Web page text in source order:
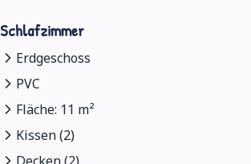
Schlafzimmer
Erdgeschoss
PVC
Fläche: 11 m²
Kissen (2)